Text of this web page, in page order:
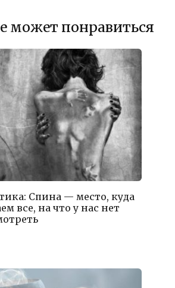
может понравиться
Спина — место, куда
все, на что у нас нет